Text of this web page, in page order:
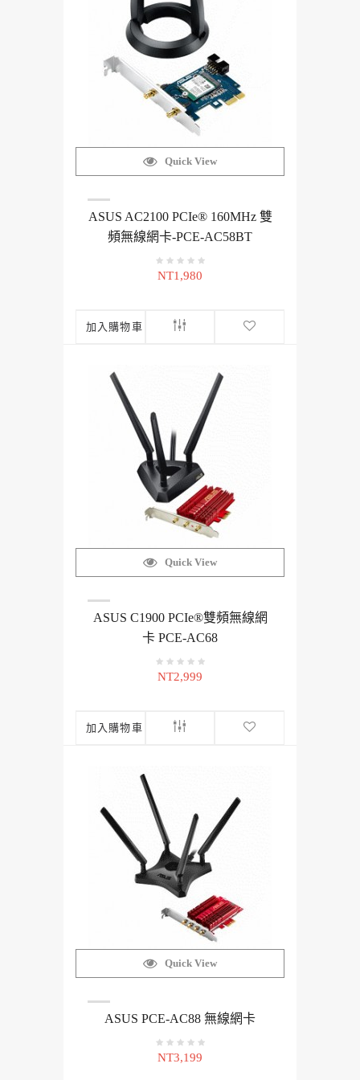
Quick View
ASUS AC2100 PCIe® 160MHz 雙
頻無線網卡-PCE-AC58BT
NT1,980
加入購物車
Quick View
ASUS C1900 PCIe®雙頻無線網
卡 PCE-AC68
NT2,999
加入購物車
Quick View
ASUS PCE-AC88 無線網卡
NT3,199